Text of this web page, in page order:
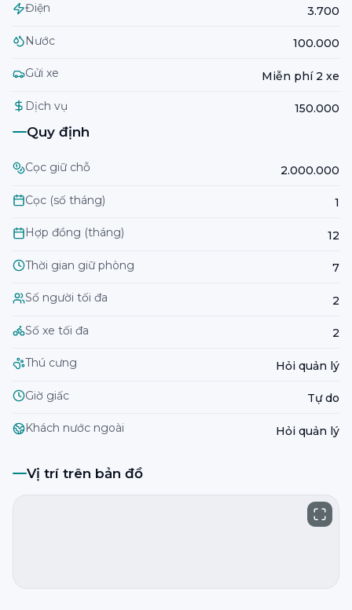
Điện 3.700
Nước 100.000
Gửi xe Miễn phí 2 xe
Dịch vụ 150.000
Quy định
Cọc giữ chỗ 2.000.000
Cọc (số tháng) 1
Hợp đồng (tháng) 12
Thời gian giữ phòng 7
Số người tối đa 2
Số xe tối đa 2
Thú cưng Hỏi quản lý
Giờ giấc Tự do
Khách nước ngoài Hỏi quản lý
Vị trí trên bản đồ